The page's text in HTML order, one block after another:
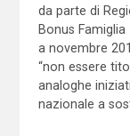
da parte di
Bonus Famiglia
a novembre
“non essere
analoghe
nazionale a